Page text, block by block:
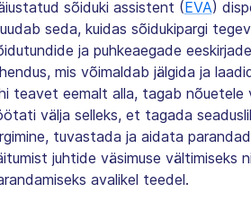
sõiduki assistent (EVA)
seda, kuidas sõidukipargi
ja puhkeaegade
mis võimaldab jälgida ja
teavet eemalt alla, tagab nõuetele
välja selleks, et tagada
tuvastada ja aidata
juhtide väsimuse vältimiseks
avalikel teedel.